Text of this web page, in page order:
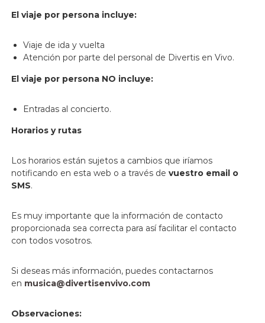
El viaje por persona incluye:
Viaje de ida y vuelta
Atención por parte del personal de Divertis en Vivo.
El viaje por persona NO incluye:
Entradas al concierto.
Horarios y rutas
Los horarios están sujetos a cambios que iríamos
notificando en esta web o a través de vuestro email o
SMS.
Es muy importante que la información de contacto
proporcionada sea correcta para así facilitar el contacto
con todos vosotros.
Si deseas más información, puedes contactarnos
en musica@divertisenvivo.com
Observaciones: